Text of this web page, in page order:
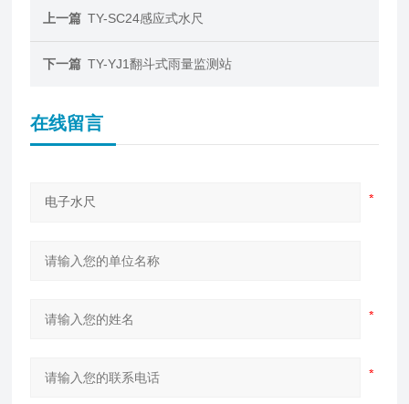
上一篇 TY-SC24感应式水尺
下一篇 TY-YJ1翻斗式雨量监测站
在线留言